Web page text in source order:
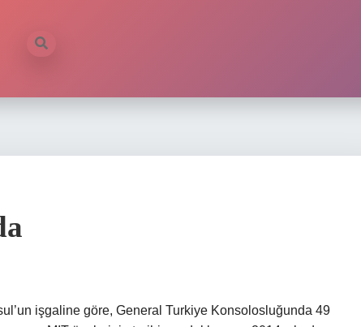
işgaline göre, General Turkiye Konsolosluğunda 49